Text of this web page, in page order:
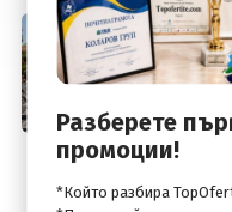
Приморско, България
На море в хотел Оман,
Приморско! Нощувка
Разберете
промоции!
*Който разбира